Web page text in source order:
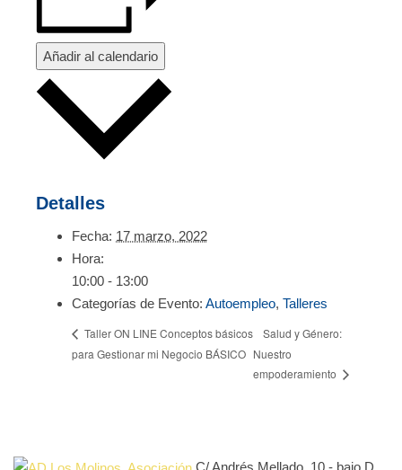
Añadir al calendario
Detalles
Fecha: 17 marzo, 2022
Hora:
10:00 - 13:00
Categorías de Evento: Autoempleo, Talleres
Taller ON LINE Conceptos básicos
para Gestionar mi Negocio BÁSICO
Salud y Género:
Nuestro
empoderamiento
C/ Andrés Mellado, 10 - bajo D